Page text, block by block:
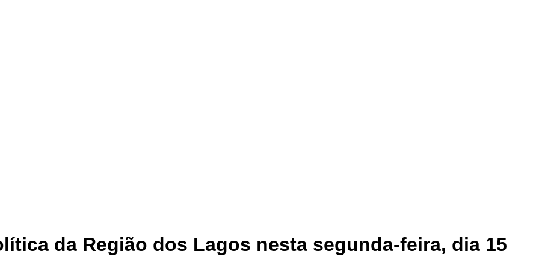
da Região dos Lagos nesta segunda-feira, dia 15